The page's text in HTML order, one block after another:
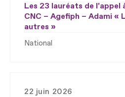
Les 23 lauréats de
CNC – Agefiph – Adami «
autres »
National
22 juin 2026